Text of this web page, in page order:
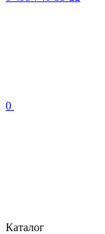
0
Каталог